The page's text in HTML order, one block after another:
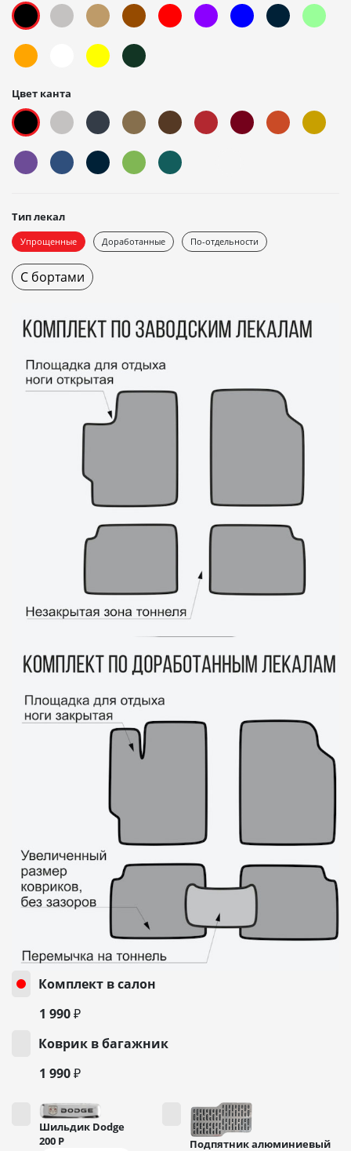
Цвет канта
Тип лекал
Упрощенные Доработанные По-отдельности
С бортами
Комплект в салон
1 990 ₽
Коврик в багажник
1 990 ₽
Шильдик Dodge
200 Р Подпятник алюминиевый